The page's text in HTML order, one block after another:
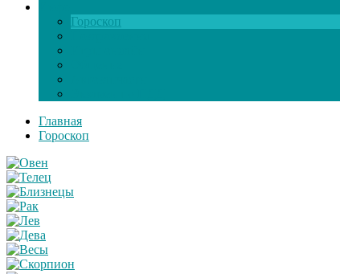
Гороскоп
Главная
Гороскоп